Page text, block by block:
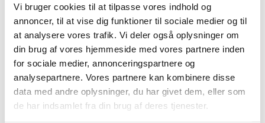
Vi bruger cookies til at tilpasse vores indhold og
annoncer, til at vise dig funktioner til sociale medier og til
at analysere vores trafik. Vi deler også oplysninger om
din brug af vores hjemmeside med vores partnere inden
for sociale medier, annonceringspartnere og
analysepartnere. Vores partnere kan kombinere disse
data med andre oplysninger, du har givet dem, eller som
de har indsamlet fra din brug af deres tjenester.
SmartLearning i samarbejde med
erhvervsakademierne, HK og Teknisk Landsforbund:
Skalerbare leverancemodeller med særligt fokus på
byggeri.
University College Nordjylland act2learn i
samarbejde med Hjørring Kommune og
CompetencySpace: Behovsdrevet udvikling af VVEU
til grundskolelærere inden for digital undervisning.
I 2021 modtog følgende projekter støtte: